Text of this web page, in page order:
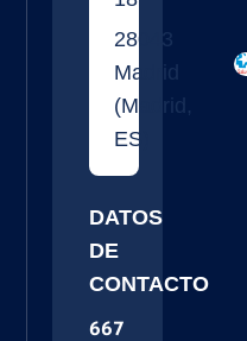
28043
Madrid
(Madrid ,
ES
DATOS
DE
CONTACTO
667